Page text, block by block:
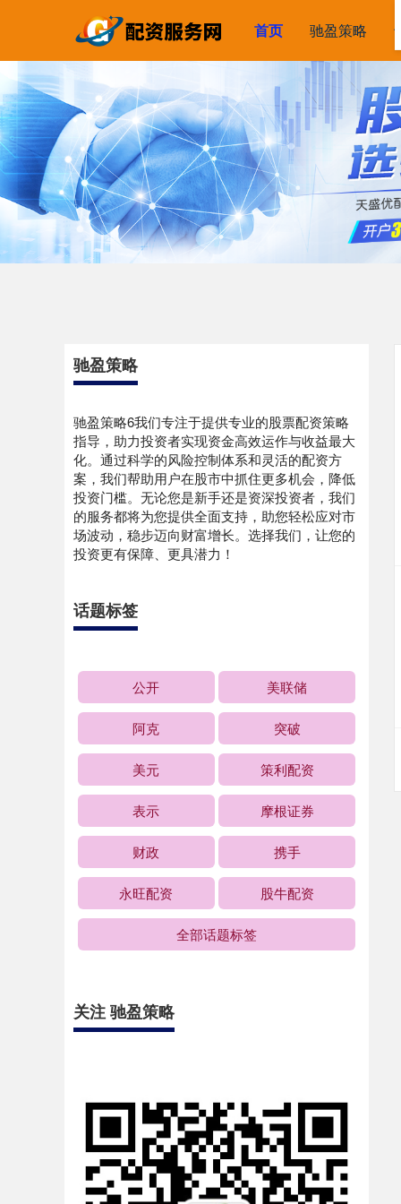
首页 驰盈策略
驰盈策略
驰盈策略6我们专注于提供专业的股票配资策略
指导，助力投资者实现资金高效运作与收益最大
化。通过科学的风险控制体系和灵活的配资方
案，我们帮助用户在股市中抓住更多机会，降低
投资门槛。无论您是新手还是资深投资者，我们
的服务都将为您提供全面支持，助您轻松应对市
场波动，稳步迈向财富增长。选择我们，让您的
投资更有保障、更具潜力！
话题标签
公开 美联储
阿克 突破
美元 策利配资
表示 摩根证券
财政 携手
永旺配资 股牛配资
全部话题标签
关注 驰盈策略